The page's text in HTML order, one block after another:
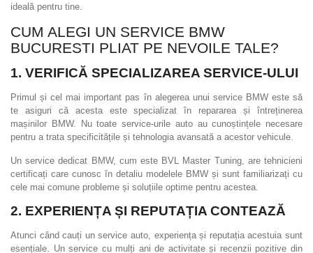
ideală pentru tine.
CUM ALEGI UN SERVICE BMW
BUCURESTI PLIAT PE NEVOILE TALE?
1. VERIFICĂ SPECIALIZAREA SERVICE-ULUI
Primul și cel mai important pas în alegerea unui service BMW este să
te asiguri că acesta este specializat în repararea și întreținerea
mașinilor BMW. Nu toate service-urile auto au cunoștințele necesare
pentru a trata specificitățile și tehnologia avansată a acestor vehicule.
Un service dedicat BMW, cum este BVL Master Tuning, are tehnicieni
certificați care cunosc în detaliu modelele BMW și sunt familiarizați cu
cele mai comune probleme și soluțiile optime pentru acestea.
2. EXPERIENȚA ȘI REPUTAȚIA CONTEAZĂ
Atunci când cauți un service auto, experiența și reputația acestuia sunt
esențiale. Un service cu mulți ani de activitate și recenzii pozitive din